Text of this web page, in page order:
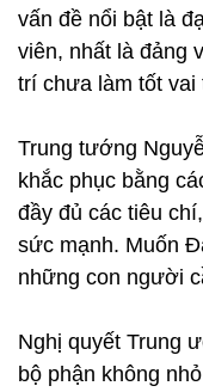
vấn đề nổi bật là
viên, nhất là đảng
trí chưa làm tốt vai
Trung tướng
khắc phục bằng
đầy đủ các tiêu
sức mạnh. Muốn
những con người
Nghị quyết Trung
bộ phận không